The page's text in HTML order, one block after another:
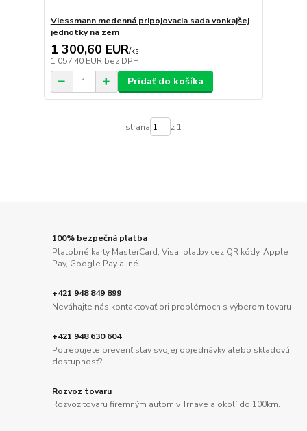
Viessmann medenná pripojovacia sada vonkajšej
jednotky na zem
1 300,60 EUR/ks
1 057,40 EUR bez DPH
Pridať do košíka
strana z 1
100% bezpečná platba
Platobné karty MasterCard, Visa, platby cez QR kódy, Apple
Pay, Google Pay a iné
+421 948 849 899
Neváhajte nás kontaktovať pri problémoch s výberom tovaru
+421 948 630 604
Potrebujete preveriť stav svojej objednávky alebo skladovú
dostupnosť?
Rozvoz tovaru
Rozvoz tovaru firemným autom v Trnave a okolí do 100km.